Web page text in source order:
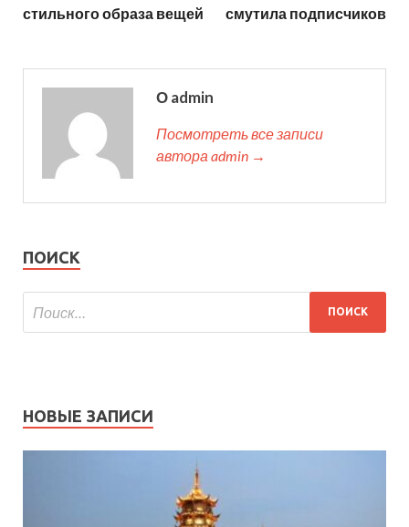
стильного образа вещей смутила подписчиков
О admin
Посмотреть все записи
автора admin →
ПОИСК
НОВЫЕ ЗАПИСИ